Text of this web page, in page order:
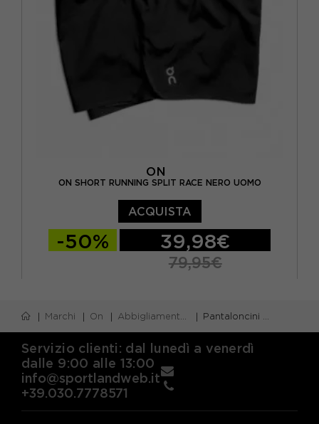
ON
ON SHORT RUNNING SPLIT RACE NERO UOMO
ACQUISTA
-50% 39,98€
79,95€
Marchi On Abbigliamento on Pantaloncini on
Servizio clienti: dal lunedì a venerdì
dalle 9:00 alle 13:00
info@sportlandweb.it
+39.030.7778571